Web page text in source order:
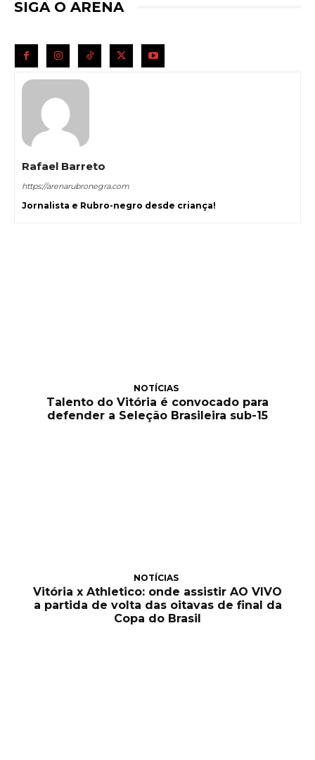
SIGA O ARENA
Rafael Barreto
https://arenarubronegra.com
Jornalista e Rubro-negro desde criança!
NOTÍCIAS
Talento do Vitória é convocado para
defender a Seleção Brasileira sub-15
NOTÍCIAS
Vitória x Athletico: onde assistir AO VIVO
a partida de volta das oitavas de final da
Copa do Brasil